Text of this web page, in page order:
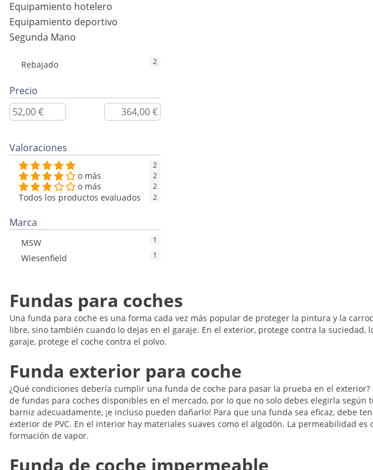
Equipamiento hotelero
Equipamiento deportivo
Segunda Mano
Rebajado 2
Precio
Valoraciones
2
o más 2
o más 2
Todos los productos evaluados 2
Marca
MSW 1
Wiesenfield 1
Fundas para coches
Una funda para coche es una forma cada vez más popular de proteger la pintura y la
libre, sino también cuando lo dejas en el garaje. En el exterior, protege contra la
garaje, protege el coche contra el polvo.
Funda exterior para coche
¿Qué condiciones debería cumplir una funda de coche para pasar la prueba en el
de fundas para coches disponibles en el mercado, por lo que no solo debes elegirla
barniz adecuadamente, ¡e incluso pueden dañarlo! Para que una funda sea eficaz, debe
exterior de PVC. En el interior hay materiales suaves como el algodón. La permeabilidad
formación de vapor.
Funda de coche impermeable